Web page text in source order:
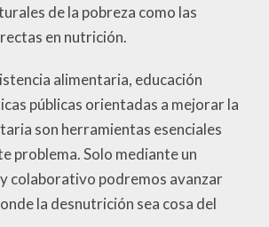
de la pobreza como las
en nutrición.
alimentaria, educación
públicas orientadas a mejorar la
son herramientas esenciales
problema. Solo mediante un
colaborativo podremos avanzar
la desnutrición sea cosa del